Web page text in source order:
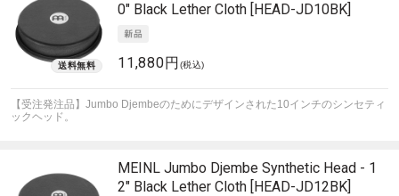
0" Black Lether Cloth [HEAD-JD10BK]
11,880円 (税込)
【受注発注品】Jumbo Djembeのためにデザインされた10インチのシンセティ
ックヘッド。
MEINL Jumbo Djembe Synthetic Head - 1
2" Black Lether Cloth [HEAD-JD12BK]